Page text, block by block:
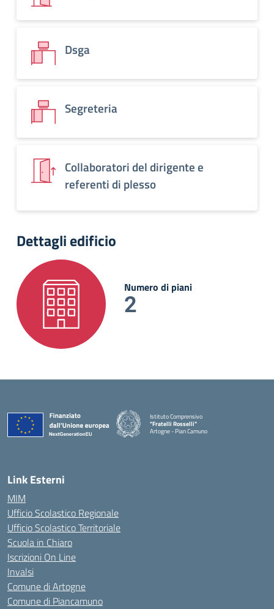
Dsga
Segreteria
Collaboratori del dirigente e
referenti di plesso
Dettagli edificio
Numero di piani
2
Istituto Comprensivo
"Fratelli Rosselli"
Artogne - Pian Camuno
— Visita la pagina iniziale della scuola
Link Esterni
MIM
Ufficio Scolastico Regionale
Ufficio Scolastico Territoriale
Scuola in Chiaro
Iscrizioni On Line
Invalsi
Comune di Artogne
Comune di Piancamuno